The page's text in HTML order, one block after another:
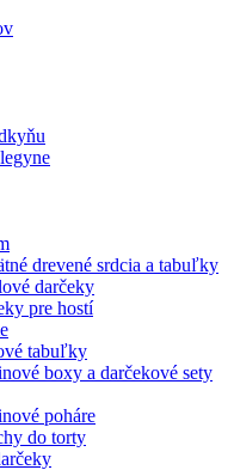
drevené srdcia a tabuľky
darčeky
pre hostí
tabuľky
boxy a darčekové sety
poháre
do torty